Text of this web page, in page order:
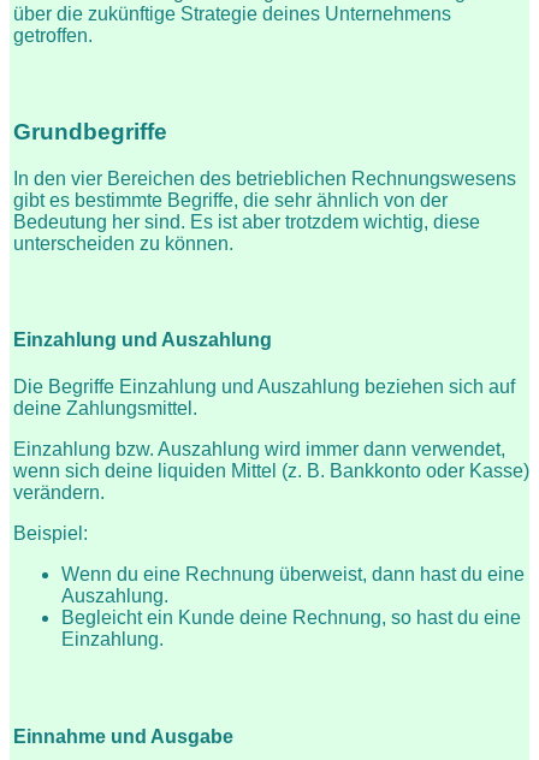
über die zukünftige Strategie deines Unternehmens
getroffen.
Grundbegriffe
In den vier Bereichen des betrieblichen Rechnungswesens
gibt es bestimmte Begriffe, die sehr ähnlich von der
Bedeutung her sind. Es ist aber trotzdem wichtig, diese
unterscheiden zu können.
Einzahlung und Auszahlung
Die Begriffe Einzahlung und Auszahlung beziehen sich auf
deine Zahlungsmittel.
Einzahlung bzw. Auszahlung wird immer dann verwendet,
wenn sich deine liquiden Mittel (z. B. Bankkonto oder Kasse)
verändern.
Beispiel:
Wenn du eine Rechnung überweist, dann hast du eine
Auszahlung.
Begleicht ein Kunde deine Rechnung, so hast du eine
Einzahlung.
Einnahme und Ausgabe